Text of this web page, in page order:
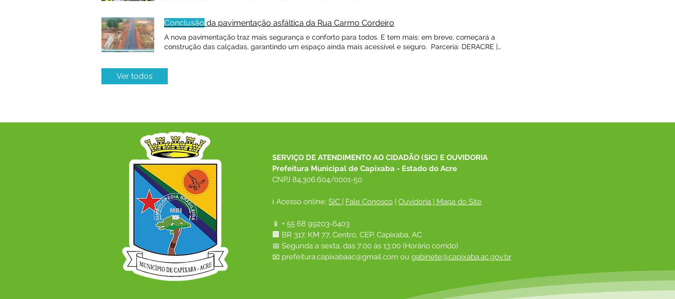
Conclusão da pavimentação asfáltica da Rua Carmo Cordeiro
A nova pavimentação traz mais segurança e conforto para todos. E tem mais: em breve, começará a
construção das calçadas, garantindo um espaço ainda mais acessível e seguro. Parceria: DERACRE |
Ver todos
SERVIÇO DE ATENDIMENTO AO CIDADÃO (SIC) E OUVIDORIA
Prefeitura Municipal de Capixaba - Estado do Acre
CNPJ 84.306.604/0001-50
ℹ️ Acesso online: SIC | Fale Conosco | Ouvidoria | Mapa do Site
📱 + 55 68 99203-6403
🏢 BR 317, KM 77, Centro, CEP, Capixaba, AC
📅 Segunda a sexta, das 7:00 às 13:00 (Horário corrido)
📧 prefeitura.capixabaac@gmail.com ou gabinete@capixaba.ac.gov.br